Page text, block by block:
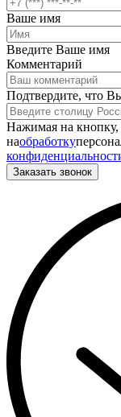
Ваше имя
Введите Ваше имя
Комментарий
Подтвердите, что
Нажимая на кнопку,
наобработку
Заказать звонок